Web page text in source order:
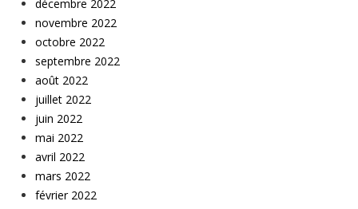
décembre 2022
novembre 2022
octobre 2022
septembre 2022
août 2022
juillet 2022
juin 2022
mai 2022
avril 2022
mars 2022
février 2022